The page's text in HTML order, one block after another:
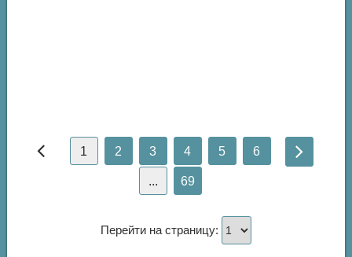
1 2 3 4 5 6
... 69
Перейти на страницу: